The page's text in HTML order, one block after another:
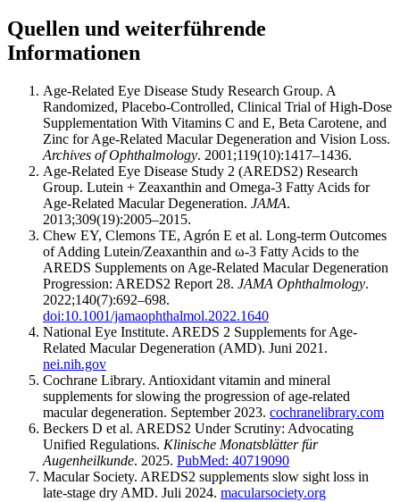
Quellen und weiterführende
Informationen
Age-Related Eye Disease Study Research Group. A
Randomized, Placebo-Controlled, Clinical Trial of High-Dose
Supplementation With Vitamins C and E, Beta Carotene, and
Zinc for Age-Related Macular Degeneration and Vision Loss.
Archives of Ophthalmology. 2001;119(10):1417–1436.
Age-Related Eye Disease Study 2 (AREDS2) Research
Group. Lutein + Zeaxanthin and Omega-3 Fatty Acids for
Age-Related Macular Degeneration. JAMA.
2013;309(19):2005–2015.
Chew EY, Clemons TE, Agrón E et al. Long-term Outcomes
of Adding Lutein/Zeaxanthin and ω-3 Fatty Acids to the
AREDS Supplements on Age-Related Macular Degeneration
Progression: AREDS2 Report 28. JAMA Ophthalmology.
2022;140(7):692–698.
doi:10.1001/jamaophthalmol.2022.1640
National Eye Institute. AREDS 2 Supplements for Age-
Related Macular Degeneration (AMD). Juni 2021.
nei.nih.gov
Cochrane Library. Antioxidant vitamin and mineral
supplements for slowing the progression of age-related
macular degeneration. September 2023. cochranelibrary.com
Beckers D et al. AREDS2 Under Scrutiny: Advocating
Unified Regulations. Klinische Monatsblätter für
Augenheilkunde. 2025. PubMed: 40719090
Macular Society. AREDS2 supplements slow sight loss in
late-stage dry AMD. Juli 2024. macularsociety.org